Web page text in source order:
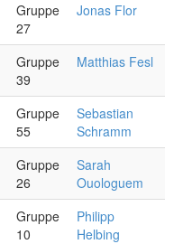
Gruppe
27
Jonas Flor
Gruppe
39
Matthias Fesl
Gruppe
55
Sebastian
Schramm
Gruppe
26
Sarah
Ouologuem
Gruppe
10
Philipp
Helbing